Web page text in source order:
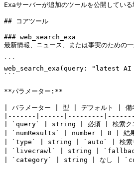
Exaサーバーが追加のツールを公開してい
## コアツール
### web_search_exa
最新情報、ニュース、または事実のための一
```
web_search_exa(query: "latest
```
**パラメーター:**
| パラメーター | 型 | デフォルト | 備
|-------|------|---------|-------
| `query` | string | 必須 | 検索ク
| `numResults` | number | 8 | 結
| `type` | string | `auto` | 検索
| `livecrawl` | string | `fallback` |
| `category` | string | なし |